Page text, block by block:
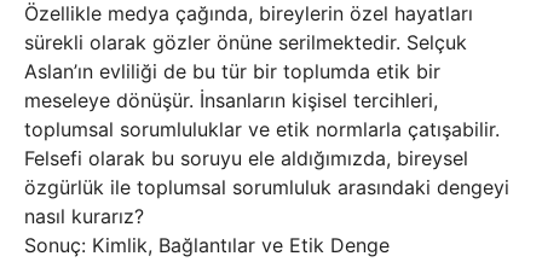
Özellikle medya çağında, bireylerin özel hayatları
sürekli olarak gözler önüne serilmektedir. Selçuk
Aslan’ın evliliği de bu tür bir toplumda etik bir
meseleye dönüşür. İnsanların kişisel tercihleri,
toplumsal sorumluluklar ve etik normlarla çatışabilir.
Felsefi olarak bu soruyu ele aldığımızda, bireysel
özgürlük ile toplumsal sorumluluk arasındaki dengeyi
nasıl kurarız?
Sonuç: Kimlik, Bağlantılar ve Etik Denge